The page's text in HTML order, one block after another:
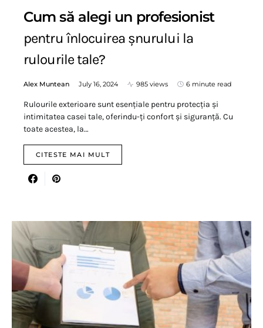
Cum să alegi un profesionist
pentru înlocuirea șnurului la
rulourile tale?
Alex Muntean July 16, 2024 985 views 6 minute read
Rulourile exterioare sunt esențiale pentru protecția și
intimitatea casei tale, oferindu-ți confort și siguranță. Cu
toate acestea, la…
CITESTE MAI MULT